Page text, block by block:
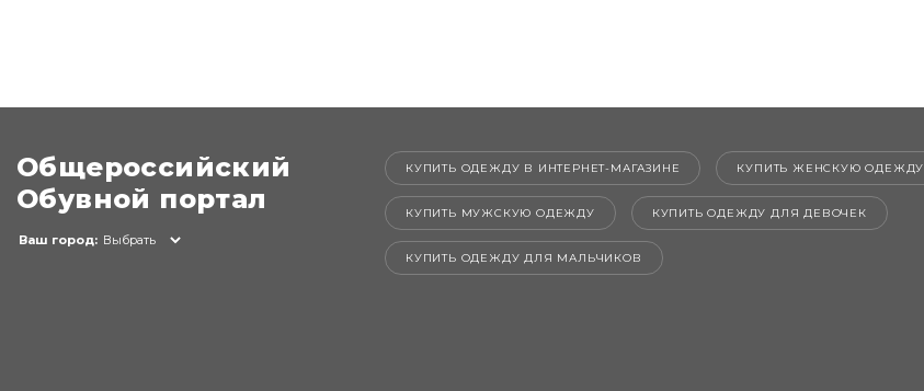
Общероссийский
Обувной портал
Ваш город: Выбрать
КУПИТЬ ОДЕЖДУ В ИНТЕРНЕТ-МАГАЗИНЕ КУПИТЬ ЖЕНСКУЮ ОДЕЖДУ
КУПИТЬ МУЖСКУЮ ОДЕЖДУ КУПИТЬ ОДЕЖДУ ДЛЯ ДЕВОЧЕК
КУПИТЬ ОДЕЖДУ ДЛЯ МАЛЬЧИКОВ